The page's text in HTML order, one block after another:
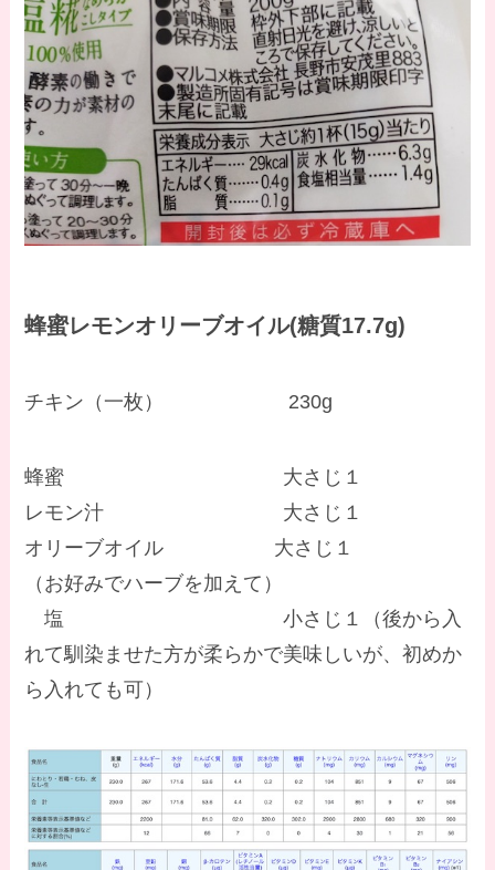
蜂蜜レモンオリーブオイル(糖質17.7g)
チキン（一枚） 230g
蜂蜜 大さじ１
レモン汁 大さじ１
オリーブオイル 大さじ１
（お好みでハーブを加えて）
塩 小さじ１（後から入
れて馴染ませた方が柔らかで美味しいが、初めか
ら入れても可）